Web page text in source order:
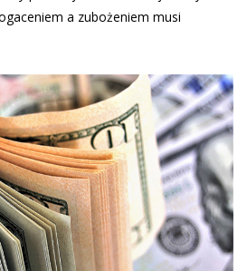
a zubożeniem musi